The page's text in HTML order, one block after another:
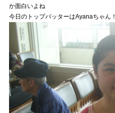
か面白いよね
今日のトップバッターはAyanaちゃん！